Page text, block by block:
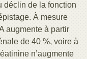
déclin de la fonction
À mesure
augmente à partir
de 40 %, voire à
n’augmente